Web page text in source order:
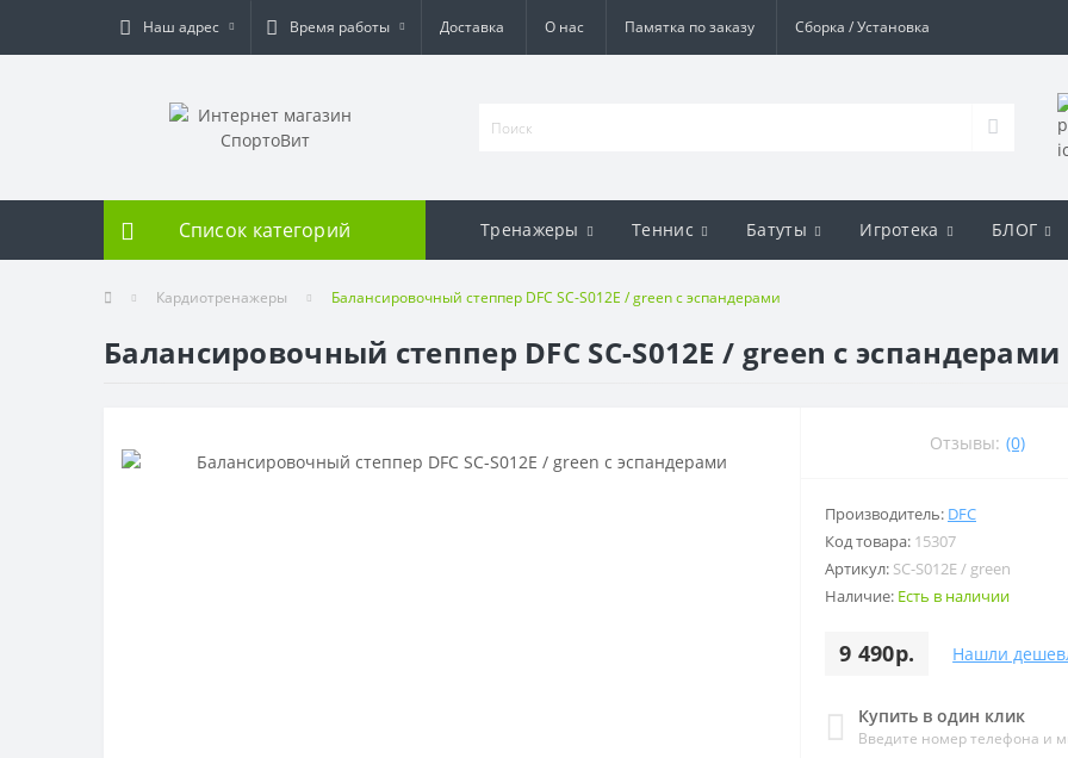
Наш адрес Время работы Доставка О нас Памятка по заказу Сборка / Установка
Список категорий Тренажеры Теннис Батуты Игротека БЛОГ
Кардиотренажеры Балансировочный степпер DFC SC-S012E / green с эспандерами
Балансировочный степпер DFC SC-S012E / green с эспандерами
Отзывы: (0)
Производитель: DFC
Код товара: 15307
Артикул: SC-S012E / green
Наличие: Есть в наличии
9 490р. Нашли
Купить в один клик
Введите номер телефона и